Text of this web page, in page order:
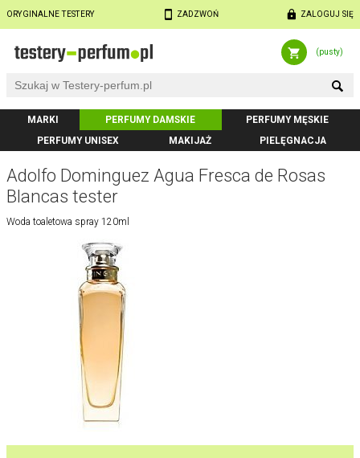
ORYGINALNE TESTERY ZADZWOŃ ZALOGUJ SIĘ
(pusty)
MARKI PERFUMY DAMSKIE
PERFUMY MĘSKIE
PERFUMY UNISEX
MAKIJAŻ PIELĘGNACJA
Adolfo Dominguez Agua Fresca de Rosas
Blancas tester
Woda toaletowa spray 120ml